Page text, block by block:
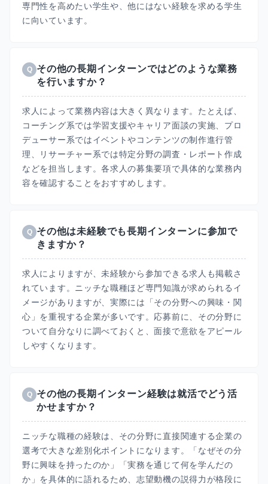
専門性を高めたい学生や、他にはない経験を求める学生
に向いています。
Q
その他の長期インターンではどのような業務
を行いますか？
求人によって業務内容は大きく異なります。たとえば、
コーチング系では学習支援やキャリア面談の実施、プロ
デューサー系ではイベントやコンテンツの制作進行管
理、リサーチャー系では特定分野の調査・レポート作成
などを担当します。各求人の募集要項で具体的な業務内
容を確認することをおすすめします。
Q
その他は未経験でも長期インターンに参加で
きますか？
求人によりますが、未経験から参加できる求人も掲載さ
れています。ニッチな職種ほど専門知識が求められるイ
メージがありますが、実際には「その分野への興味・関
心」を重視する企業が多いです。応募前に、その分野に
ついて自分なりに調べておくと、面接で意欲をアピール
しやすくなります。
Q
その他の長期インターン経験は就活でどう活
かせますか？
ニッチな職種の経験は、その分野に直接関連する企業の
選考で大きな差別化ポイントになります。「なぜその分
野に興味を持ったのか」「実務を通じて何を学んだの
か」を具体的に語れるため、志望動機の説得力が格段に